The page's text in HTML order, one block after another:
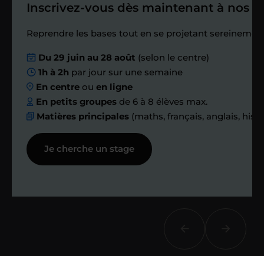
Étape 4
Nous planifions
ensemble des
échanges réguliers
Afin de suivre le travail et les progrès
réalisés, votre enseignant et moi-
même vous proposons des points et
Inscrivez-vous dès maintenant à nos
Reprendre les bases tout en se projetant
Du 29 juin au 28 août (selon le centre)
1h à 2h par jour sur une semaine
En centre ouen ligne
En petits groupes de 6 à 8 élèves max.
Matières principales (maths, français, anglais,
Je cherche un stage